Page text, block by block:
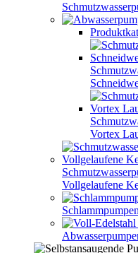
Vortex
Vollgelaufene